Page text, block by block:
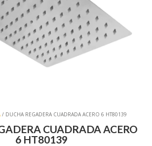
/ DUCHA REGADERA CUADRADA ACERO 6 HT80139
CUADRADA ACERO
6 HT80139